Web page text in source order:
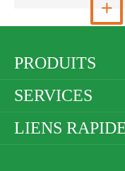
Voir plus

PRODUITS
SERVICES
LIENS